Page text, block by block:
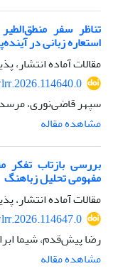
تناظر سفر
استعاره زبانی در
مقالات آماده انتشار،
سپهر قاضی‌نوری،
مشاهده مقاله
بررسی بازتاب تفکر
مفهومی تحلیل زباهنگ
مقالات آماده انتشار،
رضا پیش‌قدم، شیما
مشاهده مقاله